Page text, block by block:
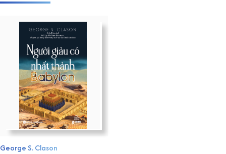
George S. Clason